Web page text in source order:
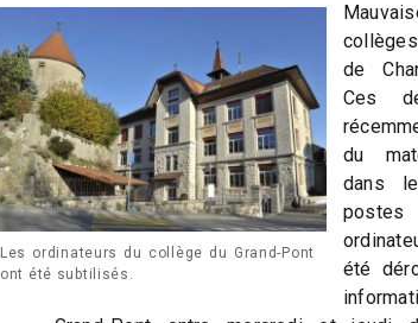
Les ordinateurs du collège du Grand-Pont
ont été subtilisés.
de
Ces
du
dans
été